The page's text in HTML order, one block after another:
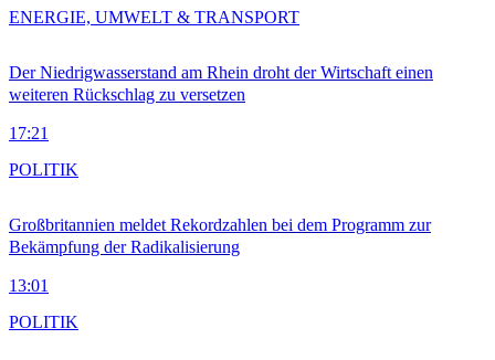
Der Niedrigwasserstand am Rhein droht der Wirtschaft einen
weiteren Rückschlag zu versetzen
17:21
ENERGIE, UMWELT & TRANSPORT
Großbritannien meldet Rekordzahlen bei dem Programm zur
Bekämpfung der Radikalisierung
13:01
POLITIK
POLITIK